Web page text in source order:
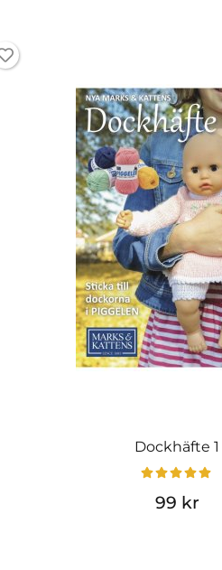
Dockhäfte 1
99 kr